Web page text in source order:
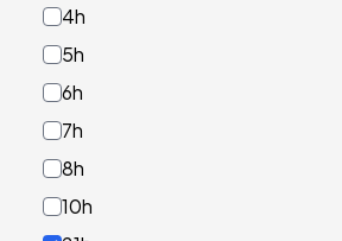
4h
5h
6h
7h
8h
10h